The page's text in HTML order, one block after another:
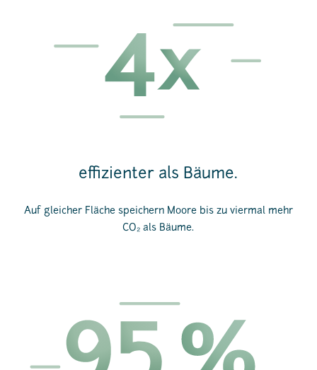
effizienter als Bäume.
Auf gleicher Fläche speichern Moore bis zu viermal mehr
CO₂ als Bäume.